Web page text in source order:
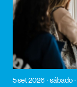
5 set 2026 sábado